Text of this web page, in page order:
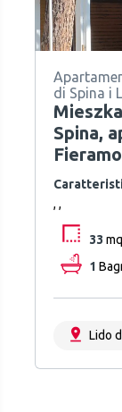
di Spina i
Spina,
, ,
33 mq
1
Lido